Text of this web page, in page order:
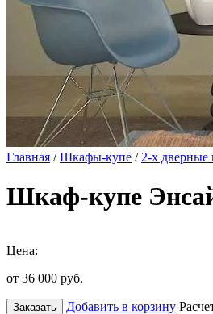
Главная /Шкафы-купе / 2-х
Шкаф-купе
Цена:
от 36 000 руб.
Заказать Добавить в корзину